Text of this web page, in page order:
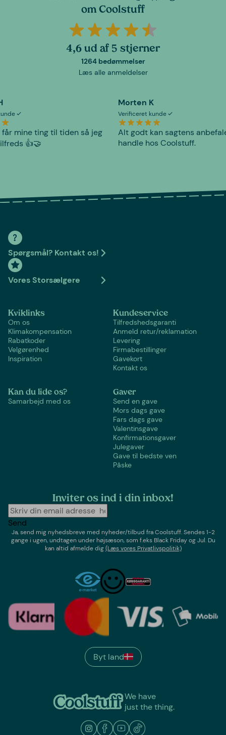
om Coolstuff
4,6 ud af 5 stjerner
1264 bedømmelser
Læs alle anmeldelser
får mine ting til tiden så jeg
👍🤝
Morten K
Verificeret kunde
Alt godt kan sagtens
handle hos Coolstuff.
Spørgsmål? Kontakt os!
Vores Storsælgere
Kviklinks
Om os
Klimakompensation
Rabatkoder
Velgørenhed
Inspiration
Kundeservice
Tilfredshedsgaranti
Anmeld retur/reklamation
Levering
Firmabestillinger
Gavekort
Kontakt os
Kan du lide os?
Samarbejd med os
Gaver
Send en gave
Mors dags gave
Fars dags gave
Valentinsgave
Konfirmationsgaver
Julegaver
Gave til bedste ven
Påske
Inviter os ind i din inbox!
Send
Ja, send mig nyhedsbreve med nyheder/tilbud fraCoolstuff. Sendes 1-2
gange i ugen,undtagen under højsæson, som f.eks Black Friday og Jul. Du
kan altid afmelde dig(Læs vores Privatlivspolitik)
We have
just the thing.
Byt land